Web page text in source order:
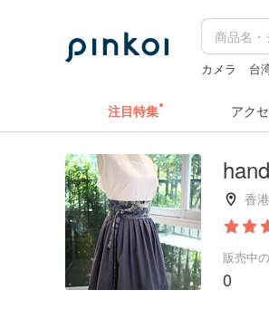
カメラ 台
注目特集 アク
香港
販売中
0